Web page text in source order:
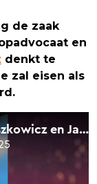
de zaak
en
denkt te
zal eisen als